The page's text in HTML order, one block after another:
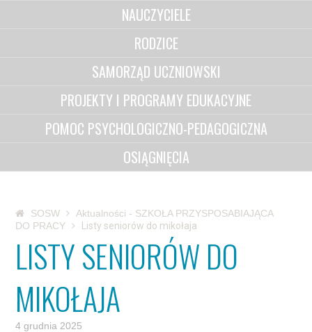
NAUCZYCIELE
RODZICE
SAMORZĄD UCZNIOWSKI
PROJEKTY I PROGRAMY EDUKACYJNE
POMOC PSYCHOLOGICZNO-PEDAGOGICZNA
OSIĄGNIĘCIA
SOSW
Aktualności - SZKOŁA PRZYSPOSABIAJĄCA
DO PRACY
Listy seniorów do mikołaja
LISTY SENIORÓW DO
MIKOŁAJA
4 grudnia 2025